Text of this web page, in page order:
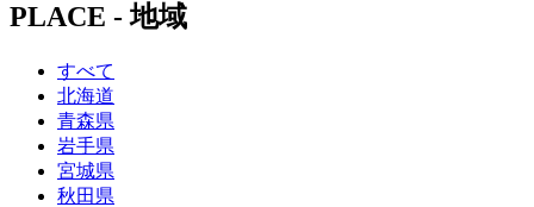
PLACE - 地域
すべて
北海道
青森県
岩手県
宮城県
秋田県